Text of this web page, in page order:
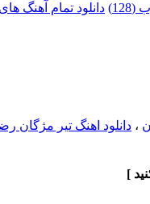
دانلود تمام آهنگ
، دانلود اهنگ تیر مژگان
]